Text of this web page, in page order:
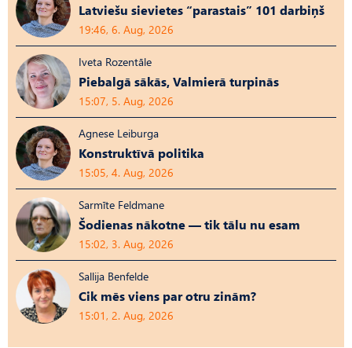
Latviešu sievietes “parastais” 101 darbiņš
19:46, 6. Aug, 2026
Iveta Rozentāle
Piebalgā sākās, Valmierā turpinās
15:07, 5. Aug, 2026
Agnese Leiburga
Konstruktīvā politika
15:05, 4. Aug, 2026
Sarmīte Feldmane
Šodienas nākotne — tik tālu nu esam
15:02, 3. Aug, 2026
Sallija Benfelde
Cik mēs viens par otru zinām?
15:01, 2. Aug, 2026